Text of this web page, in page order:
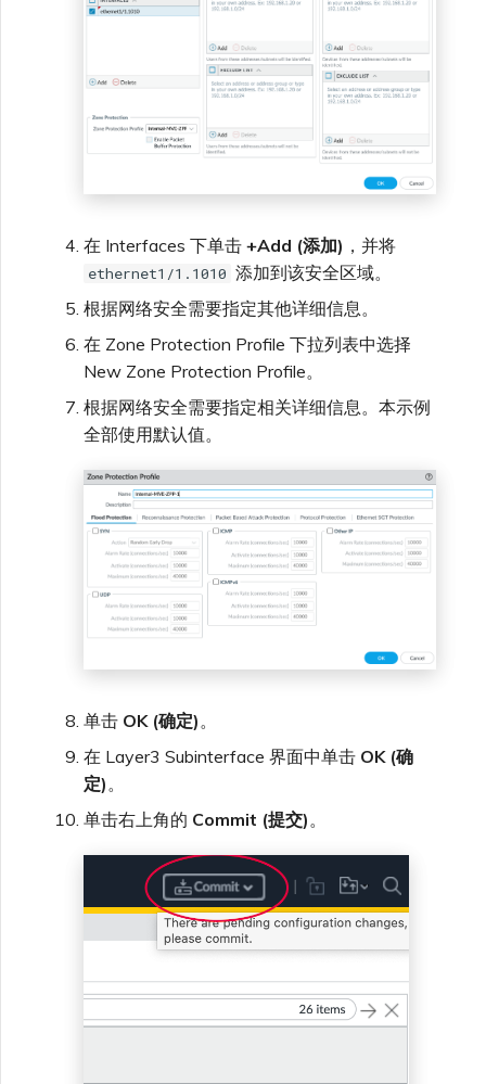
在 Interfaces 下单击 +Add (添加) ，并将
ethernet1/1.1010 添加到该安全区域。
根据网络安全需要指定其他详细信息。
在 Zone Protection Profile 下拉列表中选择
New Zone Protection Profile。
根据网络安全需要指定相关详细信息。本示例
全部使用默认值。
单击 OK (确定)。
在 Layer3 Subinterface 界面中单击 OK (确
定)。
单击右上角的 Commit (提交)。